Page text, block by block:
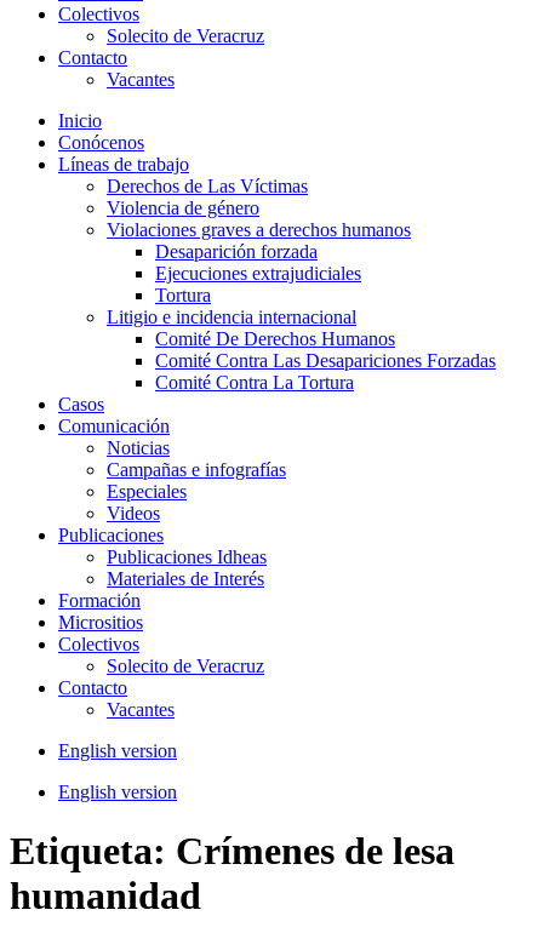
Colectivos
Solecito de Veracruz
Contacto
Vacantes
Inicio
Conócenos
Líneas de trabajo
Derechos de Las Víctimas
Violencia de género
Violaciones graves a derechos humanos
Desaparición forzada​
Ejecuciones extrajudiciales
Tortura
Litigio e incidencia internacional
Comité De Derechos Humanos​
Comité Contra Las Desapariciones Forzadas
Comité Contra La Tortura​
Casos
Comunicación
Noticias
Campañas e infografías
Especiales
Videos
Publicaciones
Publicaciones Idheas
Materiales de Interés
Formación
Micrositios
Colectivos
Solecito de Veracruz
Contacto
Vacantes
English version
English version
Etiqueta: Crímenes de lesa
humanidad